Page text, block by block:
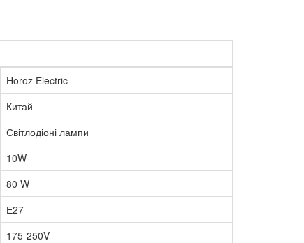
Horoz Electric
Китай
Світлодіоні лампи
10W
80 W
Е27
175-250V